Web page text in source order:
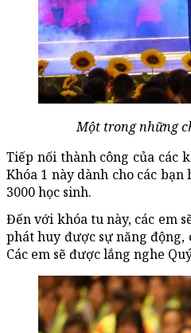
Một trong những
Tiếp nối thành công của các
Khóa 1 này dành cho các
3000 học sinh.
Đến với khóa tu này, các em
phát huy được sự năng
Các em sẽ được lắng nghe